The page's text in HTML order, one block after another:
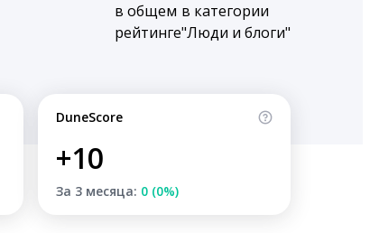
в общем
рейтинге
в категории
"Люди и блоги"
DuneScore
+10
За 3 месяца: 0 (0%)